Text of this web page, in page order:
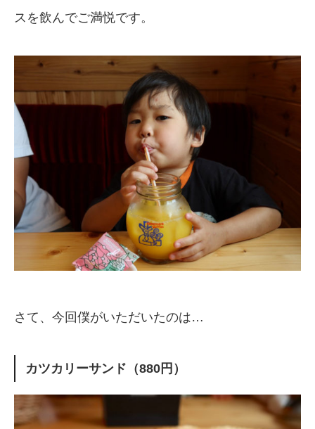
スを飲んでご満悦です。
さて、今回僕がいただいたのは…
カツカリーサンド（880円）